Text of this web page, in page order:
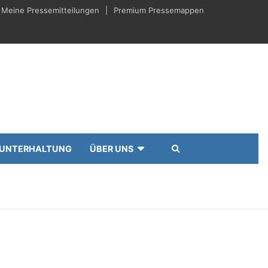
Meine Pressemitteilungen Premium Pressemappen
UNTERHALTUNG ÜBER UNS